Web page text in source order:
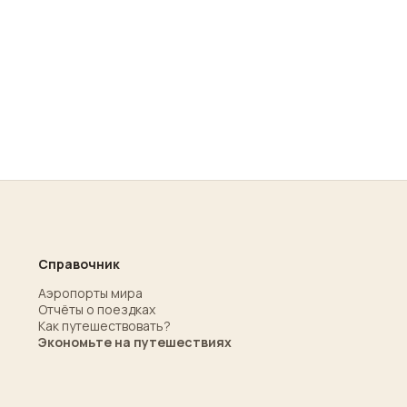
Справочник
Аэропорты мира
Отчёты о поездках
Как путешествовать?
Экономьте на путешествиях